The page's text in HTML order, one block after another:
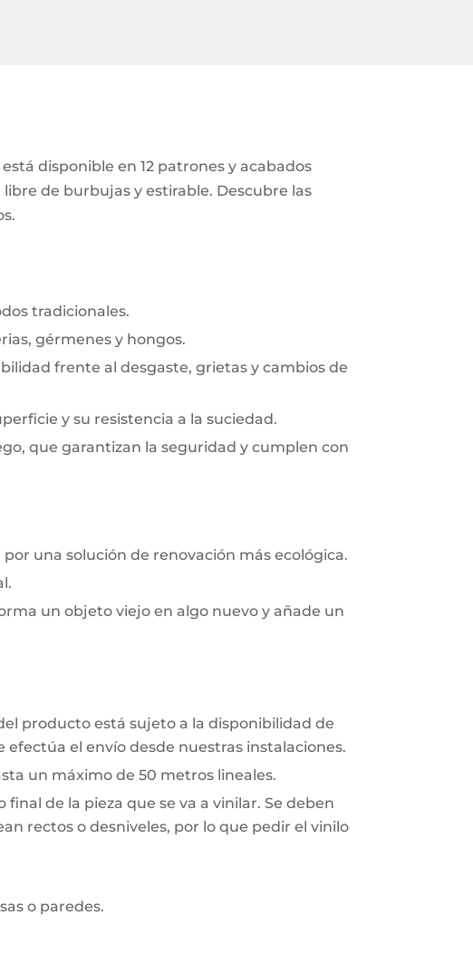
disponible en 12 patrones y acabados
de burbujas y estirable. Descubre las
tradicionales.
gérmenes y hongos.
frente al desgaste, grietas y cambios de
y su resistencia a la suciedad.
que garantizan la seguridad y cumplen con
una solución de renovación más ecológica.
un objeto viejo en algo nuevo y añade un
producto está sujeto a la disponibilidad de
el envío desde nuestras instalaciones.
un máximo de 50 metros lineales.
de la pieza que se va a vinilar. Se deben
rectos o desniveles, por lo que pedir el vinilo
o paredes.